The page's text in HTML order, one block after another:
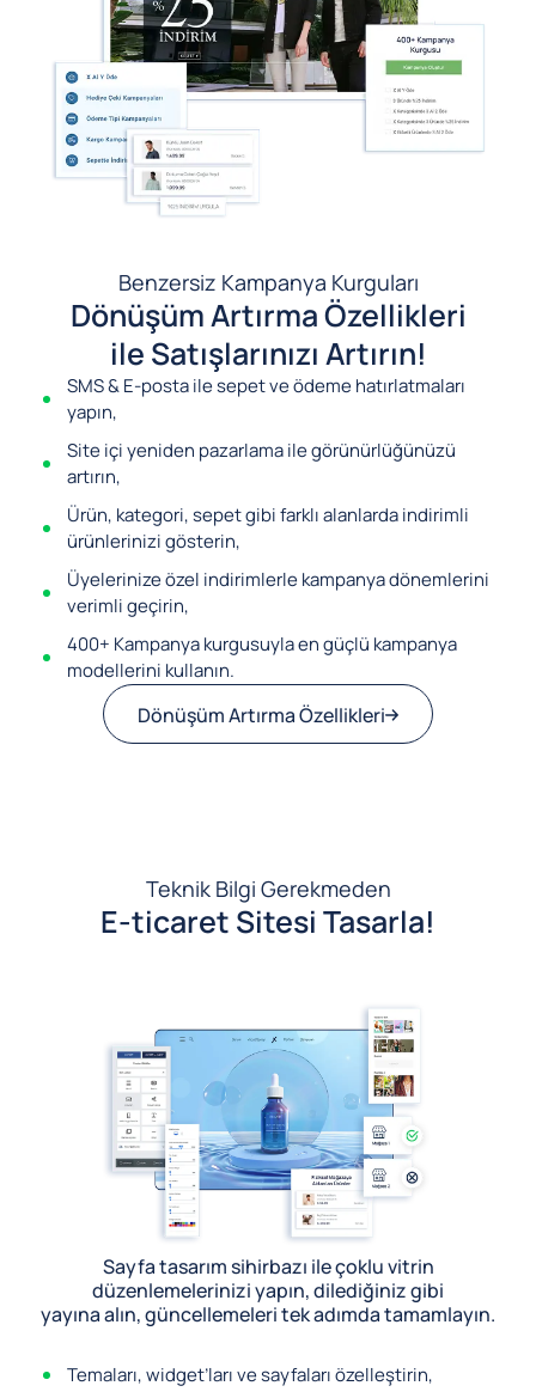
Benzersiz Kampanya Kurguları
Dönüşüm Artırma Özellikleri
ile Satışlarınızı Artırın!
SMS & E-posta ile sepet ve ödeme hatırlatmaları
yapın,
Site içi yeniden pazarlama ile görünürlüğünüzü
artırın,
Ürün, kategori, sepet gibi farklı alanlarda indirimli
ürünlerinizi gösterin,
Üyelerinize özel indirimlerle kampanya dönemlerini
verimli geçirin,
400+ Kampanya kurgusuyla en güçlü kampanya
modellerini kullanın.
Dönüşüm Artırma Özellikleri
Teknik Bilgi Gerekmeden
E-ticaret Sitesi Tasarla!
Sayfa tasarım sihirbazı ile çoklu vitrin
düzenlemelerinizi yapın, dilediğiniz gibi
yayına alın, güncellemeleri tek adımda tamamlayın.
Temaları, widget’ları ve sayfaları özelleştirin,